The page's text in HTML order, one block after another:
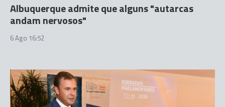
Albuquerque admite que alguns "autarcas
andam nervosos"
6 Ago 16:52